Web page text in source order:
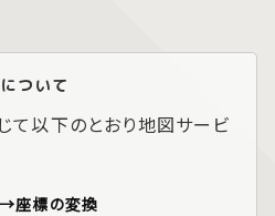
ついて
て以下のとおり地図サービ
→座標の変換